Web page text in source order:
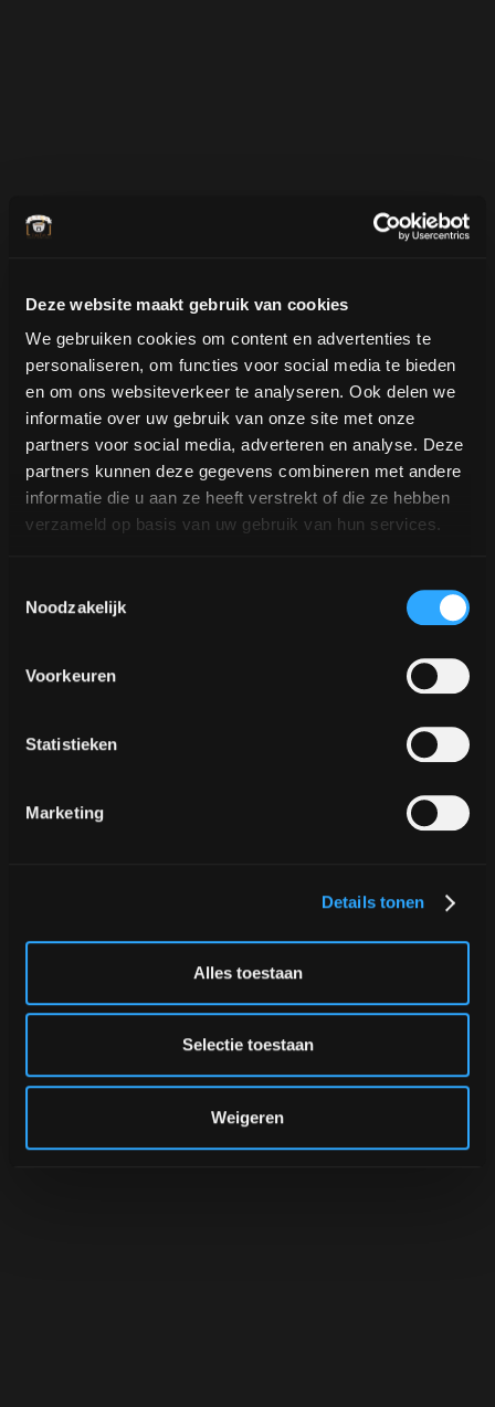
Deze website maakt gebruik van cookies
We gebruiken cookies om content en advertenties te
personaliseren, om functies voor social media te bieden
en om ons websiteverkeer te analyseren. Ook delen we
informatie over uw gebruik van onze site met onze
partners voor social media, adverteren en analyse. Deze
partners kunnen deze gegevens combineren met andere
informatie die u aan ze heeft verstrekt of die ze hebben
verzameld op basis van uw gebruik van hun services.
Noodzakelijk
Voorkeuren
Statistieken
Marketing
Details tonen
Alles toestaan
Selectie toestaan
Weigeren
Funeral i
El Koffie TukTuk s’utilitza cada cop més sovint
durant un funeral.